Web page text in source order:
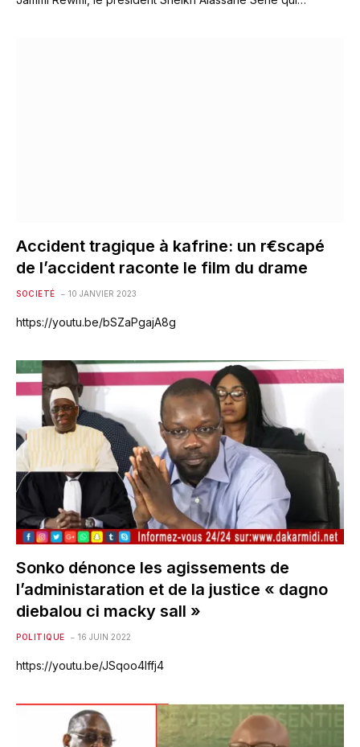
Accident tragique à kafrine: un r€scapé
de l’accident raconte le film du drame
SOCIETÉ 10 JANVIER 2023
https://youtu.be/bSZaPgajA8g
Sonko dénonce les agissements de
l’administaration et de la justice « dagno
diebalou ci macky sall »
POLITIQUE 16 JUIN 2022
https://youtu.be/JSqoo4Iffj4